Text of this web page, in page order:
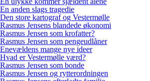
En anden slags tragedie
Den store kartograf og Vestermølle
Rasmus Jensens blandede økonomi
Rasmus Jensen som krofatter?
Rasmus Jensen som pengeudlåner
Enevældens mange nye ideer
Hvad er Vestermølle værd?
Rasmus Jensen som bonde
Rasmus Jensen og rytterordningen